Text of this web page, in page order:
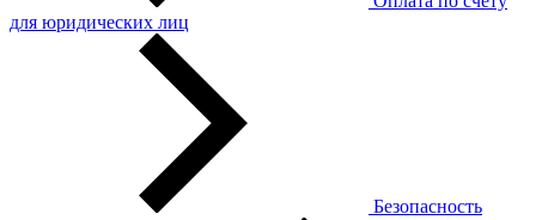
для юридических лиц
Безопасность